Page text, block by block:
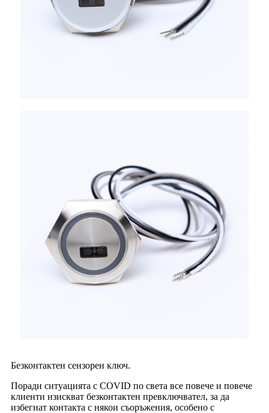
Безконтактен сензорен ключ.
Поради ситуацията с COVID по света все повече и повече
клиенти изискват безконтактен превключвател, за да
избегнат контакта с някои съоръжения, особено с